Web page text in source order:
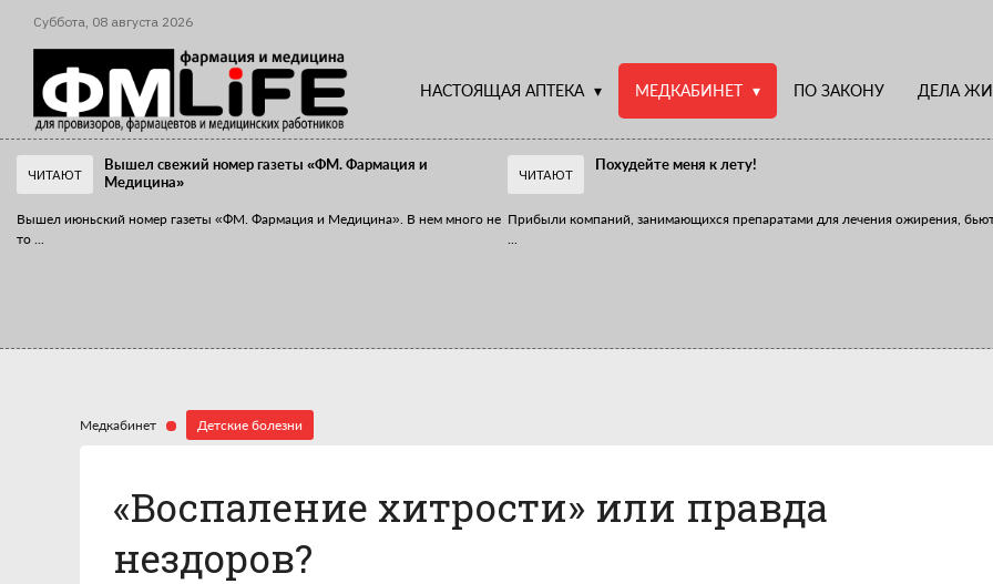
Суббота, 08 августа 2026
НАСТОЯЩАЯ АПТЕКА МЕДКАБИНЕТ ПО ЗАКОНУ ДЕЛА
ЧИТАЮТ
Вышел свежий номер газеты «ФМ. Фармация и
Медицина»
Вышел июньский номер газеты «ФМ. Фармация и Медицина». В нем много не
то
ЧИТАЮТ
Похудейте меня к лету!
Прибыли компаний, занимающихся препаратами для лечения ожирения,
Медкабинет Детские болезни
«Воспаление хитрости» или правда
нездоров?